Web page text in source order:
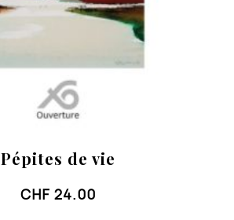
Pépites de vie
CHF 24.00